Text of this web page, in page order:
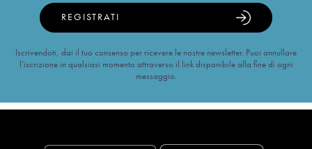
REGISTRATI
Iscrivendoti, dai il tuo consenso per ricevere le nostre newsletter. Puoi annullare
l’iscrizione in qualsiasi momento attraverso il link disponibile alla fine di ogni
messaggio.